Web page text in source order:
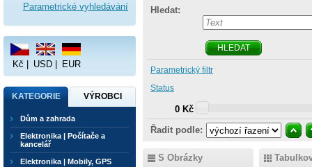
Hledat:
HLEDAT
Parametrický filtr
Status
0 Kč
Řadit podle:
S Obrázky
Parametrické vyhledávání
Kč USD EUR
KATEGORIE VÝROBCI
Dům a zahrada
Elektronika | Počítače a
kancelář
Elektronika | Mobily, GPS